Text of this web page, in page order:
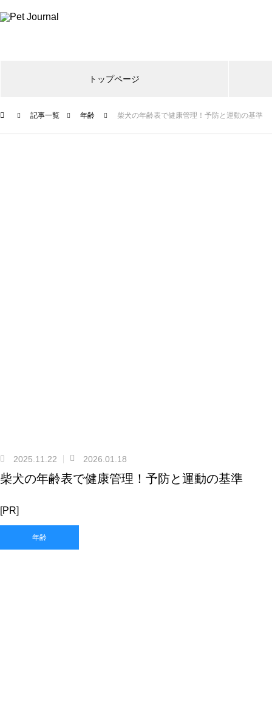
トップページ
記事一覧 年齢 柴犬の年齢表で健康管理！予防と運動の基準
2025.11.22 2026.01.18
柴犬の年齢表で健康管理！予防と運動の基準
[PR]
年齢